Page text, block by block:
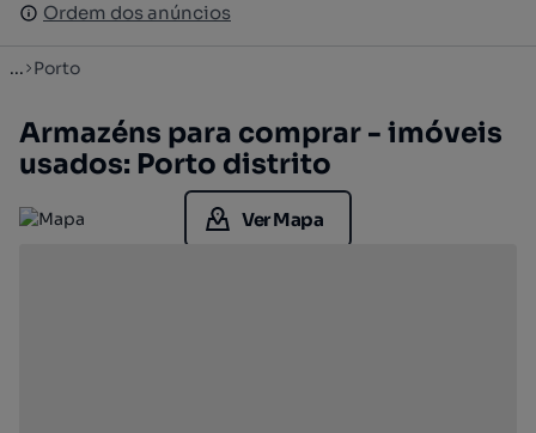
Ordem dos anúncios
Ordem dos anúncios
... Porto
Armazéns para comprar - imóveis
usados: Porto distrito
Ver Mapa